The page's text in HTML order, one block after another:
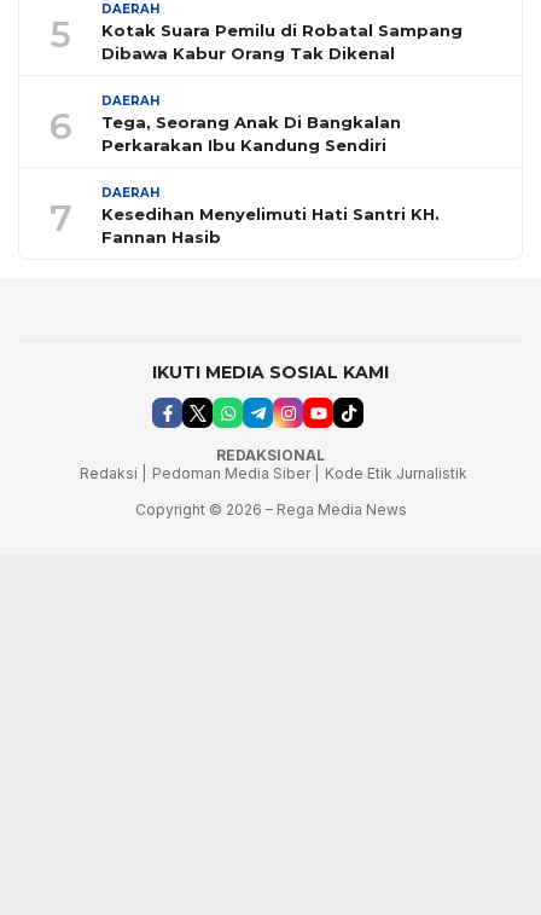
5
DAERAH
Kotak Suara Pemilu di Robatal Sampang
Dibawa Kabur Orang Tak Dikenal
6
DAERAH
Tega, Seorang Anak Di Bangkalan
Perkarakan Ibu Kandung Sendiri
7
DAERAH
Kesedihan Menyelimuti Hati Santri KH.
Fannan Hasib
IKUTI MEDIA SOSIAL KAMI
REDAKSIONAL
Redaksi |
Pedoman Media Siber |
Kode Etik Jurnalistik
Copyright © 2026 – Rega Media News